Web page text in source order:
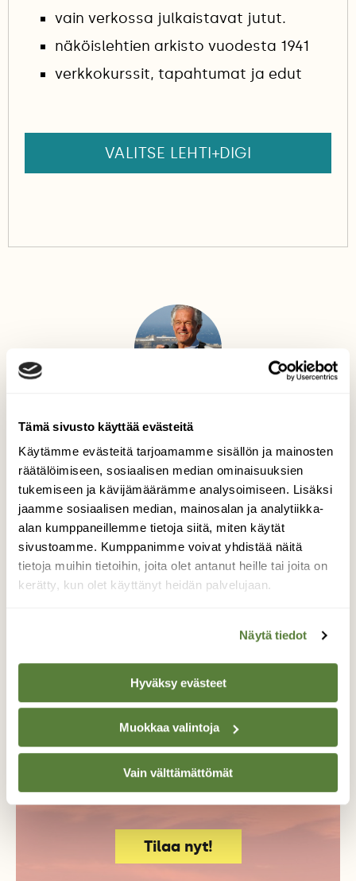
Tämä sivusto käyttää evästeitä
Käytämme evästeitä tarjoamamme sisällön ja mainosten
räätälöimiseen, sosiaalisen median ominaisuuksien
tukemiseen ja kävijämäärämme analysoimiseen. Lisäksi
jaamme sosiaalisen median, mainosalan ja analytiikka-
alan kumppaneillemme tietoja siitä, miten käytät
sivustoamme. Kumppanimme voivat yhdistää näitä
tietoja muihin tietoihin, joita olet antanut heille tai joita on
kerätty, kun olet käyttänyt heidän palvelujaan.
Näytä tiedot
Hyväksy evästeet
Muokkaa valintoja
Vain välttämättömät
vain verkossa julkaistavat jutut.
näköislehtien arkisto vuodesta 1941
verkkokurssit, tapahtumat ja edut
VALITSE LEHTI+DIGI
Dick Forsman
Dick Forsman on petolintututkija, taiteilija,
valokuvaaja ja tietokirjailija.
KOTKAT LINNUT
MAAKOTKA
MERIKOTKA
Tilaa Suomen Luonto
Tue ajankohtaista ja asiantuntevaa
luonto- ja ympäristöjournalismia.
Tilaa Suomen Luonto ja tule mukaan
luonnonystävien joukkoon!
Alk. 3 numeroa 23,40 €.
Tilaa nyt!